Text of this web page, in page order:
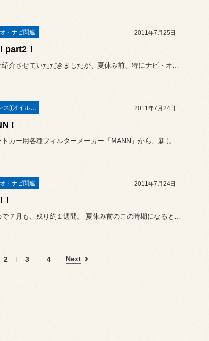
・ナビ関連 2011年7月25日
part2！
メンテナンス[(オイル・バッテリー・ＲＥＣＳなど) 2011年7月24日
!
・ナビ関連 2011年7月24日
2 3 4 Next